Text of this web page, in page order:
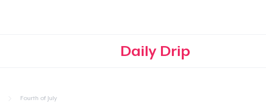
Daily Drip
Fourth of July